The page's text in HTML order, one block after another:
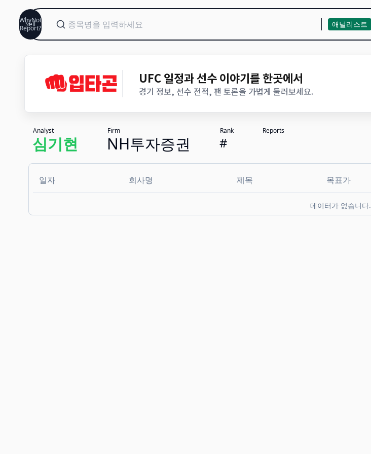
WhyNot
Sell
Report? 애널리스트
UFC 일정과 선수 이야기를 한곳에서
경기 정보, 선수 전적, 팬 토론을 가볍게 둘러보세요.
Analyst
심기현
Firm
NH투자증권
Rank
#
Reports
데이터가 없습니다.
일자 회사명 제목 목표가